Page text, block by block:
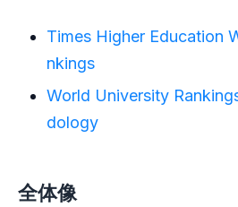
Times Higher Education
nkings
World University
dology
全体像